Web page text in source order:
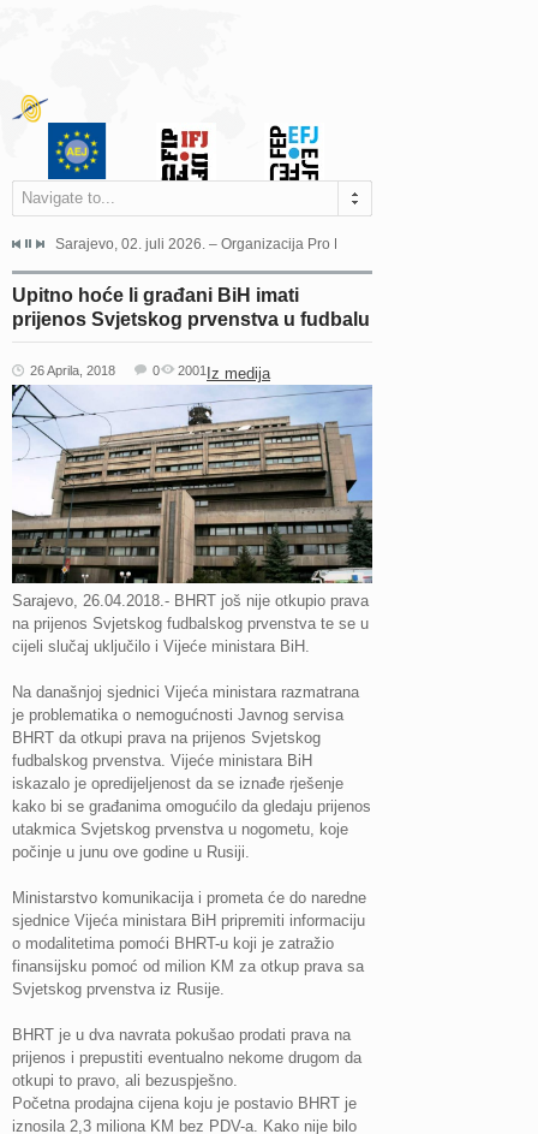
Navigate to...
Grada Sarajeva povodom Dana Sarajeva dugogodišnjoj...
Sarajevo, 02. juli 2026. – Organizacija Pro Educa juče je uspješno
Upitno hoće li građani BiH imati
prijenos Svjetskog prvenstva u fudbalu
26 Aprila, 2018 Iz medija
0 2001
Sarajevo, 26.04.2018.- BHRT još nije otkupio prava
na prijenos Svjetskog fudbalskog prvenstva te se u
cijeli slučaj uključilo i Vijeće ministara BiH.
Na današnjoj sjednici Vijeća ministara razmatrana
je problematika o nemogućnosti Javnog servisa
BHRT da otkupi prava na prijenos Svjetskog
fudbalskog prvenstva. Vijeće ministara BiH
iskazalo je opredijeljenost da se iznađe rješenje
kako bi se građanima omogućilo da gledaju prijenos
utakmica Svjetskog prvenstva u nogometu, koje
počinje u junu ove godine u Rusiji.
Ministarstvo komunikacija i prometa će do naredne
sjednice Vijeća ministara BiH pripremiti informaciju
o modalitetima pomoći BHRT-u koji je zatražio
finansijsku pomoć od milion KM za otkup prava sa
Svjetskog prvenstva iz Rusije.
BHRT je u dva navrata pokušao prodati prava na
prijenos i prepustiti eventualno nekome drugom da
otkupi to pravo, ali bezuspješno.
Početna prodajna cijena koju je postavio BHRT je
iznosila 2,3 miliona KM bez PDV-a. Kako nije bilo